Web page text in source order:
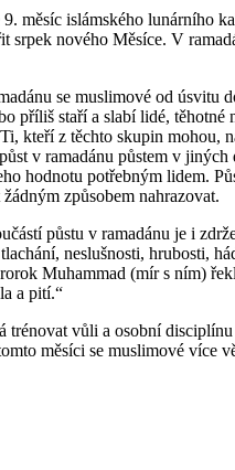
9. měsíc islámského lunárního
srpek nového Měsíce. V
se muslimové od
příliš staří a slabí lidé,
kteří z těchto skupin mohou,
v ramadánu půstem v
hodnotu potřebným lidem.
způsobem nahrazovat.
půstu v ramadánu je i
neslušnosti, hrubosti,
Muhammad (mír s ním)
a pití.“
trénovat vůli a osobní
měsíci se muslimové více